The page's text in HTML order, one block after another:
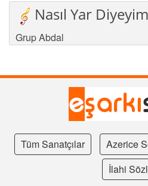
Nasıl Yar
Grup Abdal
Tüm Sanatçılar Azerice
İlahi